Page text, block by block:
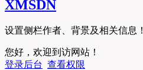
XMSDN
设置侧栏作者、背景及相关信息！
您好，欢迎到访网站！
登录后台 查看权限